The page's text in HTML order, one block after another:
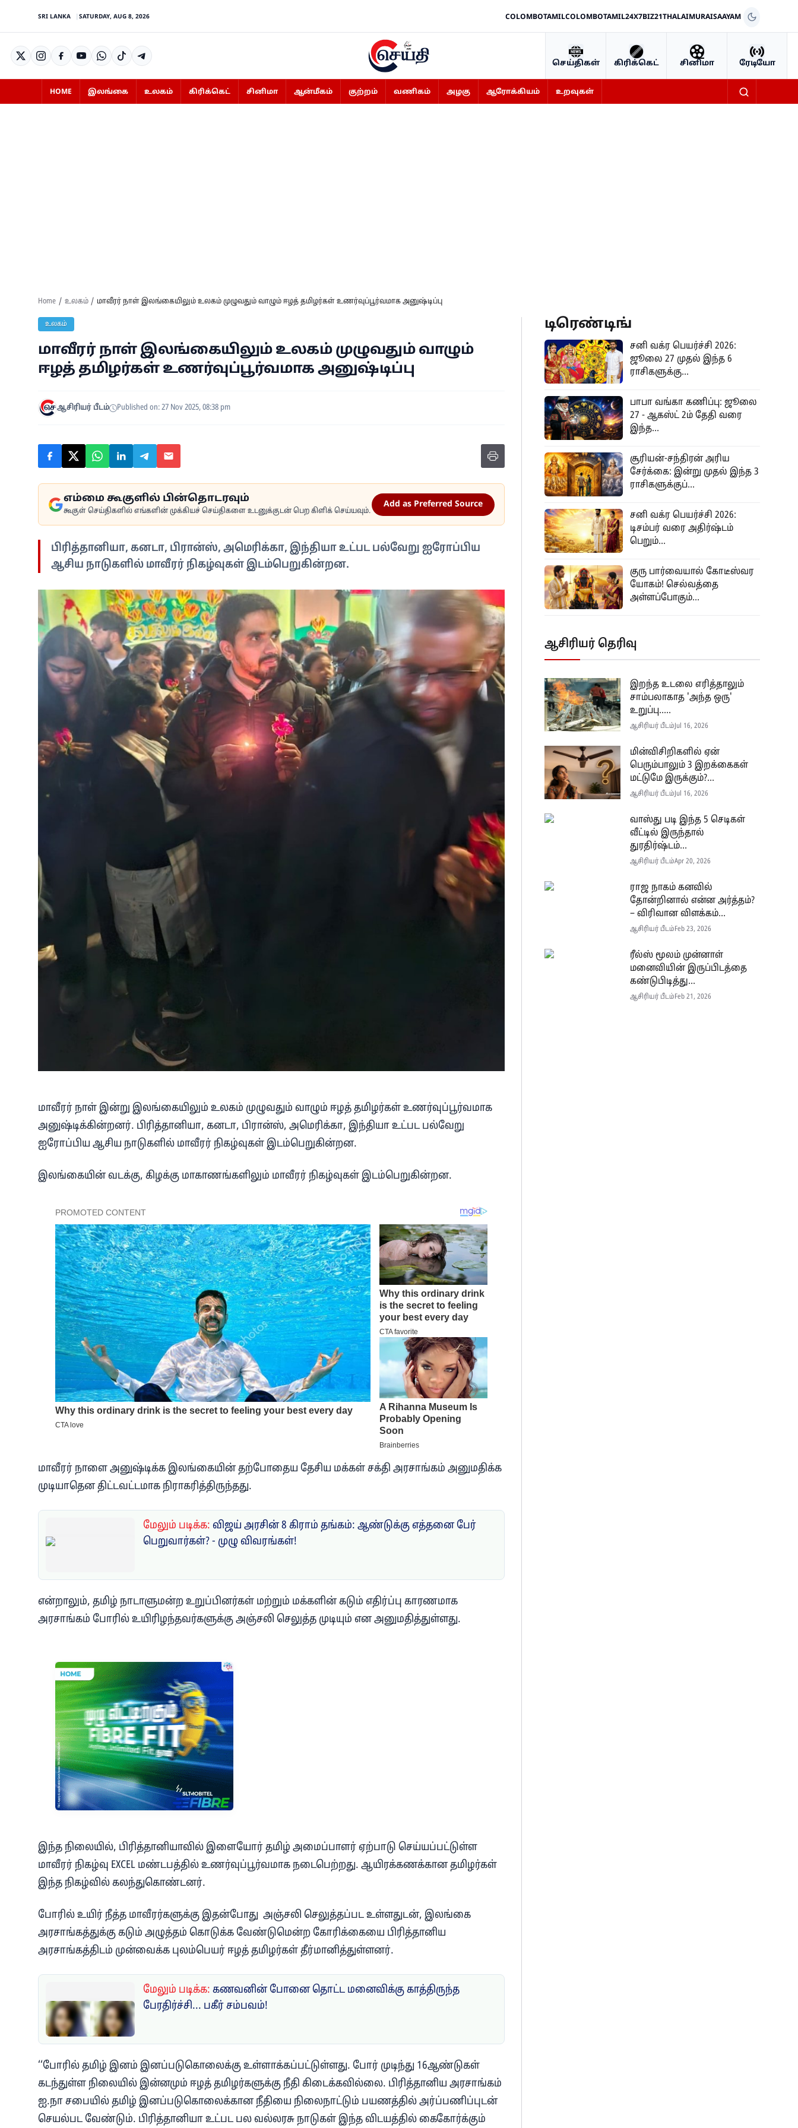
SRI LANKA SATURDAY, AUG 8, 2026 COLOMBOTAMILCOLOMBOTAMIL24X7BIZ21THALAIMURAISAAYAM
செய்திகள் கிரிக்கெட் சினிமா ரேடியோ
HOME இலங்கை உலகம் கிரிக்கெட் சினிமா ஆன்மீகம் குற்றம் வணிகம் அழகு ஆரோக்கியம் உறவுகள்
Home உலகம் மாவீரர் நாள் இலங்கையிலும் உலகம் முழுவதும் வாழும் ஈழத் தமிழர்கள் உணர்வுப்பூர்வமாக அனுஷ்டிப்பு
உலகம்
மாவீரர் நாள் இலங்கையிலும் உலகம் முழுவதும் வாழும்
ஈழத் தமிழர்கள் உணர்வுப்பூர்வமாக அனுஷ்டிப்பு
ஆசிரியர் பீடம் Published on: 27 Nov 2025, 08:38 pm
எம்மை கூகுளில் பின்தொடரவும்
கூகுள் செய்திகளில் எங்களின் முக்கியச் செய்திகளை உடனுக்குடன் பெற கிளிக் செய்யவும்.
Add as Preferred Source
பிரித்தானியா, கனடா, பிரான்ஸ், அமெரிக்கா, இந்தியா உட்பட பல்வேறு ஐரோப்பிய
ஆசிய நாடுகளில் மாவீரர் நிகழ்வுகள் இடம்பெறுகின்றன.
மாவீரர் நாள் இன்று இலங்கையிலும் உலகம் முழுவதும் வாழும் ஈழத் தமிழர்கள் உணர்வுப்பூர்வமாக
அனுஷ்டிக்கின்றனர். பிரித்தானியா, கனடா, பிரான்ஸ், அமெரிக்கா, இந்தியா உட்பட பல்வேறு
ஐரோப்பிய ஆசிய நாடுகளில் மாவீரர் நிகழ்வுகள் இடம்பெறுகின்றன.
இலங்கையின் வடக்கு, கிழக்கு மாகாணங்களிலும் மாவீரர் நிகழ்வுகள் இடம்பெறுகின்றன.
மாவீரர் நாளை அனுஷ்டிக்க இலங்கையின் தற்போதைய தேசிய மக்கள் சக்தி அரசாங்கம் அனுமதிக்க
முடியாதென திட்டவட்டமாக நிராகரித்திருந்தது.
மேலும் படிக்க: விஜய் அரசின் 8 கிராம் தங்கம்: ஆண்டுக்கு எத்தனை பேர்
பெறுவார்கள்? - முழு விவரங்கள்!
என்றாலும், தமிழ் நாடாளுமன்ற உறுப்பினர்கள் மற்றும் மக்களின் கடும் எதிர்ப்பு காரணமாக
அரசாங்கம் போரில் உயிரிழந்தவர்களுக்கு அஞ்சலி செலுத்த முடியும் என அனுமதித்துள்ளது.
இந்த நிலையில், பிரித்தானியாவில் இளையோர் தமிழ் அமைப்பாளர் ஏற்பாடு செய்யப்பட்டுள்ள
மாவீரர் நிகழ்வு EXCEL மண்டபத்தில் உணர்வுப்பூர்வமாக நடைபெற்றது. ஆயிரக்கணக்கான தமிழர்கள்
இந்த நிகழ்வில் கலந்துகொண்டனர்.
போரில் உயிர் நீத்த மாவீரர்களுக்கு இதன்போது அஞ்சலி செலுத்தப்பட உள்ளதுடன், இலங்கை
அரசாங்கத்துக்கு கடும் அழுத்தம் கொடுக்க வேண்டுமென்ற கோரிக்கையை பிரித்தானிய
அரசாங்கத்திடம் முன்வைக்க புலம்பெயர் ஈழத் தமிழர்கள் தீர்மானித்துள்ளனர்.
மேலும் படிக்க: கணவனின் போனை தொட்ட மனைவிக்கு காத்திருந்த
பேரதிர்ச்சி... பகீர் சம்பவம்!
‘‘போரில் தமிழ் இனம் இனப்படுகொலைக்கு உள்ளாக்கப்பட்டுள்ளது. போர் முடிந்து 16ஆண்டுகள்
கடந்துள்ள நிலையில் இன்னமும் ஈழத் தமிழர்களுக்கு நீதி கிடைக்கவில்லை. பிரித்தானிய அரசாங்கம்
ஐ.நா சபையில் தமிழ் இனப்படுகொலைக்கான நீதியை நிலைநாட்டும் பயணத்தில் அர்ப்பணிப்புடன்
செயல்பட வேண்டும். பிரித்தானியா உட்பட பல வல்லரசு நாடுகள் இந்த விடயத்தில் கைகோர்க்கும்
டிரெண்டிங்
சனி வக்ர பெயர்ச்சி 2026:
ஜூலை 27 முதல் இந்த 6
ராசிகளுக்கு...
பாபா வங்கா கணிப்பு: ஜூலை
27 - ஆகஸ்ட் 2ம் தேதி வரை
இந்த...
சூரியன்-சந்திரன் அரிய
சேர்க்கை: இன்று முதல் இந்த 3
ராசிகளுக்குப்...
சனி வக்ர பெயர்ச்சி 2026:
டிசம்பர் வரை அதிர்ஷ்டம்
பெறும்...
குரு பார்வையால் கோடீஸ்வர
யோகம்! செல்வத்தை
அள்ளப்போகும்...
ஆசிரியர் தெரிவு
இறந்த உடலை எரித்தாலும்
சாம்பலாகாத 'அந்த ஒரு'
உறுப்பு.....
ஆசிரியர் பீடம் Jul 16, 2026
மின்விசிறிகளில் ஏன்
பெரும்பாலும் 3 இறக்கைகள்
மட்டுமே இருக்கும்?...
ஆசிரியர் பீடம் Jul 16, 2026
வாஸ்து படி இந்த 5 செடிகள்
வீட்டில் இருந்தால்
துரதிர்ஷ்டம்...
ஆசிரியர் பீடம்Apr 20, 2026
ராஜ நாகம் கனவில்
தோன்றினால் என்ன அர்த்தம்?
– விரிவான விளக்கம்...
ஆசிரியர் பீடம்Feb 23, 2026
ரீல்ஸ் மூலம் முன்னாள்
மனைவியின் இருப்பிடத்தை
கண்டுபிடித்து...
ஆசிரியர் பீடம்Feb 21, 2026